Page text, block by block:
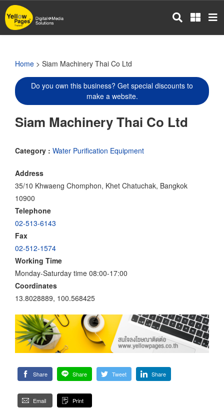
Skip
to
main
Home > Siam Machinery Thai Co Ltd
Do you own this business? Get special discounts to
make a website.
Siam Machinery Thai Co Ltd
Category : Water Purification Equipment
Address
35/10 Khwaeng Chomphon, Khet Chatuchak, Bangkok
10900
Telephone
02-513-6143
Fax
02-512-1574
Working Time
Monday-Saturday time 08:00-17:00
Coordinates
13.8028889, 100.568425
Share Share Tweet Share
Email Print